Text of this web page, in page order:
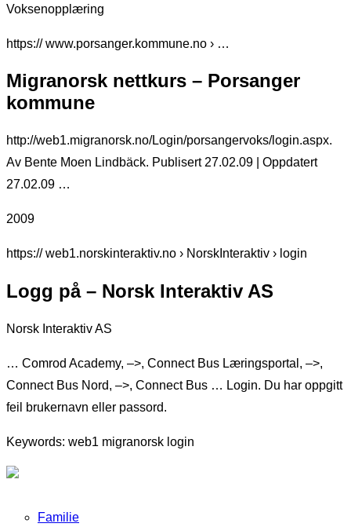
Voksenopplæring
https:// www.porsanger.kommune.no › …
Migranorsk nettkurs – Porsanger
kommune
http://web1.migranorsk.no/Login/porsangervoks/login.aspx.
Av Bente Moen Lindbäck. Publisert 27.02.09 | Oppdatert
27.02.09 …
2009
https:// web1.norskinteraktiv.no › NorskInteraktiv › login
Logg på – Norsk Interaktiv AS
Norsk Interaktiv AS
… Comrod Academy, –>, Connect Bus Læringsportal, –>,
Connect Bus Nord, –>, Connect Bus … Login. Du har oppgitt
feil brukernavn eller passord.
Keywords: web1 migranorsk login
Familie